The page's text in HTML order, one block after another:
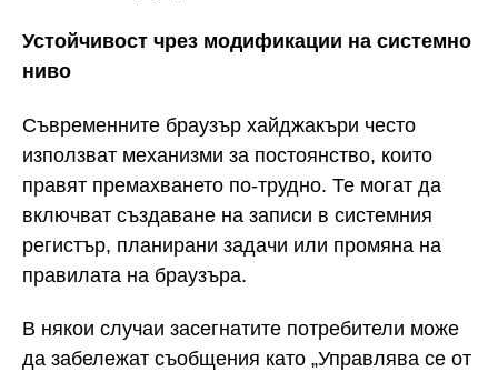
Устойчивост чрез модификации на системно
ниво
Съвременните браузър хайджакъри често
използват механизми за постоянство, които
правят премахването по-трудно. Те могат да
включват създаване на записи в системния
регистър, планирани задачи или промяна на
правилата на браузъра.
В някои случаи засегнатите потребители може
да забележат съобщения като „Управлява се от